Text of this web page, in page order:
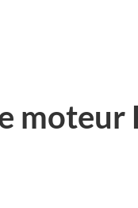
moteur